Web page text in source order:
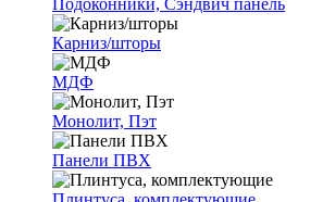
Подоконники, Сэндвич панель
Карниз/шторы
МДФ
Монолит, Пэт
Панели ПВХ